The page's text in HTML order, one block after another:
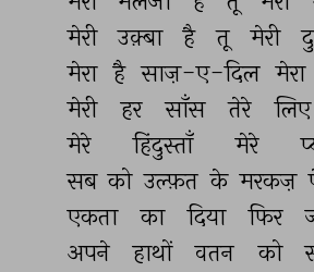
मेरी
उक़्बा है तू मेरी
मेरा है साज़-ए-दिल मेरा
मेरी
हर साँस तेरे लिए
मेरे
हिंदुस्ताँ मेरे
सब को उल्फ़त के मरकज़
एकता
का दिया फिर
अपने
हाथों वतन को